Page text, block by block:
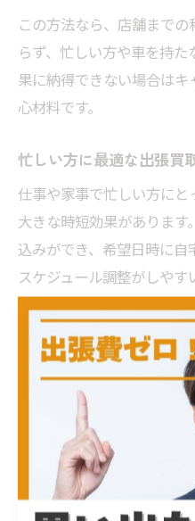
この方法なら、店舗まで
らず、忙しい方や車を持
果に納得できない場合は
心材料です。
忙しい方に最適な出張買
仕事や家事で忙しい方に
大きな時短効果がありま
込みができ、希望日時に自
スケジュール調整がしやす
査定から買取・現金化ま
も店舗に足を運ぶ必要が
区内の多くの業者は土日
が忙しい方にも便利です。
注意点としては、依頼前
を業者に確認しておくこ
といって全ての品が買い
前相談で不用品の種類や